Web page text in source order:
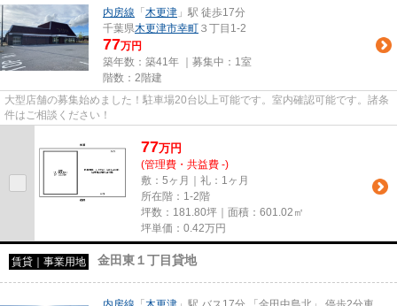
内房線 「 木更津 」駅 徒歩17分
千葉県木更津市幸町 ３丁目1-2
77万円
築年数：築41年 ｜募集中： 1室
階数：2階建
大型店舗の募集始めました！駐車場20台以上可能です。室内確認可能です。諸条
件はご相談ください！
77万円
(管理費・共益費 -)
敷：5ヶ月｜礼：1ヶ月
所在階：1-2階
坪数：181.80坪｜面積：601.02㎡
坪単価： 0.42万円
賃貸｜事業用地 金田東１丁目貸地